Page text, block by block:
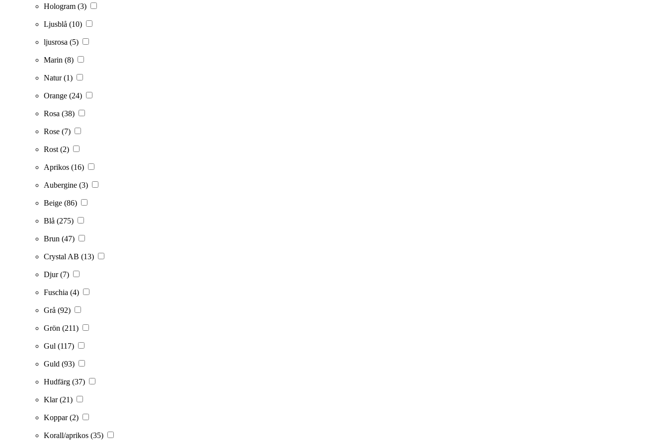
Hologram (3)
Ljusblå (10)
ljusrosa (5)
Marin (8)
Natur(1)
Orange (24)
Rosa (38)
Rose (7)
Rost (2)
Aprikos (16)
Aubergine (3)
Beige (86)
Blå (275)
Brun (47)
Crystal AB (13)
Djur(7)
Fuschia (4)
Grå (92)
Grön (211)
Gul (117)
Guld (93)
Hudfärg (37)
Klar(21)
Koppar(2)
Korall/aprikos (35)